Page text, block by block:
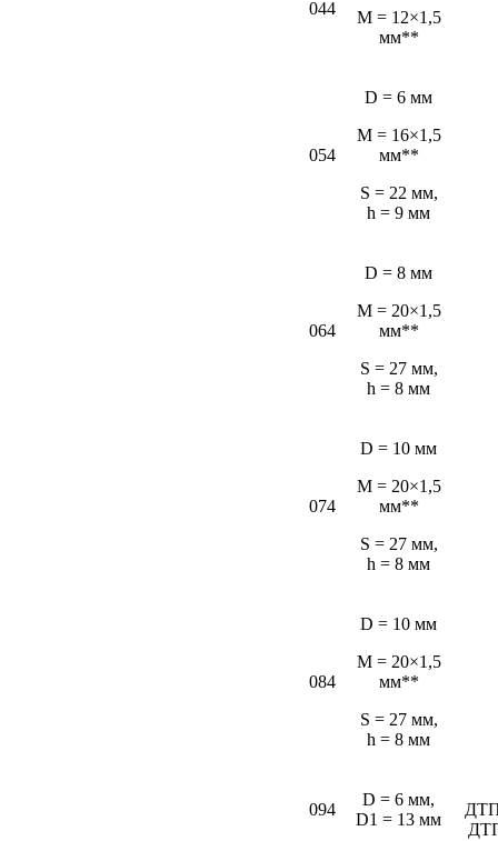
044
M = 12×1,5
мм**
054
D = 6 мм
М = 16×1,5
мм**
S = 22 мм,
h = 9 мм
064
D = 8 мм
M = 20×1,5
мм**
S = 27 мм,
h = 8 мм
074
D = 10 мм
M = 20×1,5
мм**
S = 27 мм,
h = 8 мм
084
D = 10 мм
M = 20×1,5
мм**
S = 27 мм,
h = 8 мм
094
D = 6 мм,
D1 = 13 мм